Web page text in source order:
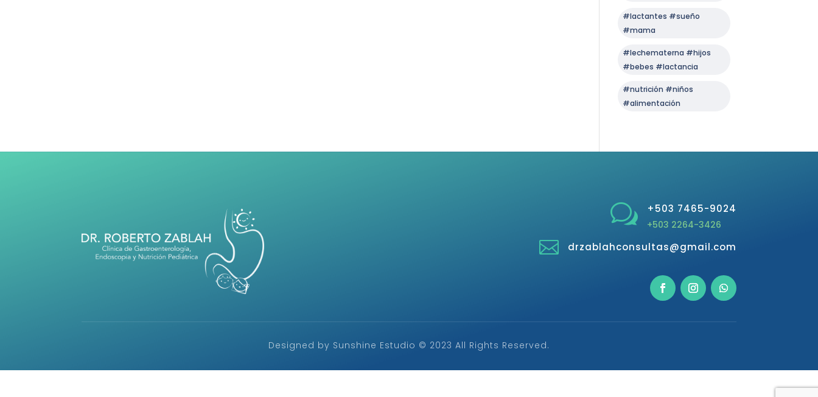
#lactantes #sueño
#mama
#lechematerna #hijos
#bebes #lactancia
#nutrición #niños
#alimentación
w +503 7465-9024
+503 2264-3426
 drzablahconsultas@gmail.com
Designed by Sunshine Estudio © 2023 All Rights Reserved.